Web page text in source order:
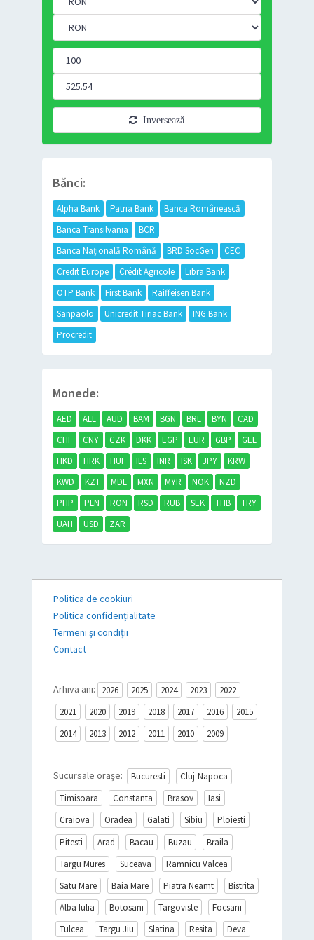
Inversează
Bănci:
Alpha Bank Patria Bank
Banca Românească
Banca Transilvania
BCR
Banca Națională Română
BRD SocGen
CEC
Credit Europe
Crédit Agricole
Libra Bank
OTP Bank
First Bank
Raiffeisen Bank
Sanpaolo
Unicredit Tiriac Bank
ING Bank
Procredit
Monede:
AED ALL AUD BAM BGN BRL BYN
CAD
CHF
CNY CZK DKK EGP EUR GBP
GEL
HKD
HRK HUF ILS INR ISK JPY
KRW
KWD
KZT MDL MXN MYR NOK
NZD
PHP
PLN RON RSD RUB SEK THB
TRY
UAH
USD ZAR
Politica de cookiuri
Politica confidențialitate
Termeni și condiții
Contact
Arhiva ani: 2026 2025 2024 2023
2022
2021
2020 2019 2018 2017 2016
2015
2014
2013 2012 2011 2010 2009
Sucursale orașe: Bucuresti
Cluj-Napoca
Timisoara
Constanta Brasov
Iasi
Craiova
Oradea Galati Sibiu
Ploiesti
Pitesti
Arad Bacau Buzau
Braila
Targu Mures
Suceava
Ramnicu Valcea
Satu Mare
Baia Mare Piatra Neamt
Bistrita
Alba Iulia
Botosani Targoviste
Focsani
Tulcea
Targu Jiu Slatina Resita Deva